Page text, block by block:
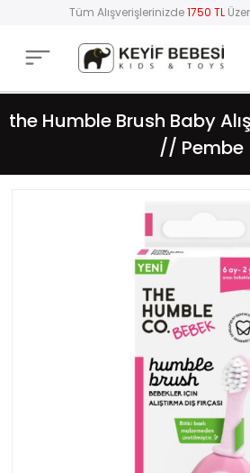
Tüm Alışverişlerinizde1750 TL
the Humble Brush Baby
// Pembe